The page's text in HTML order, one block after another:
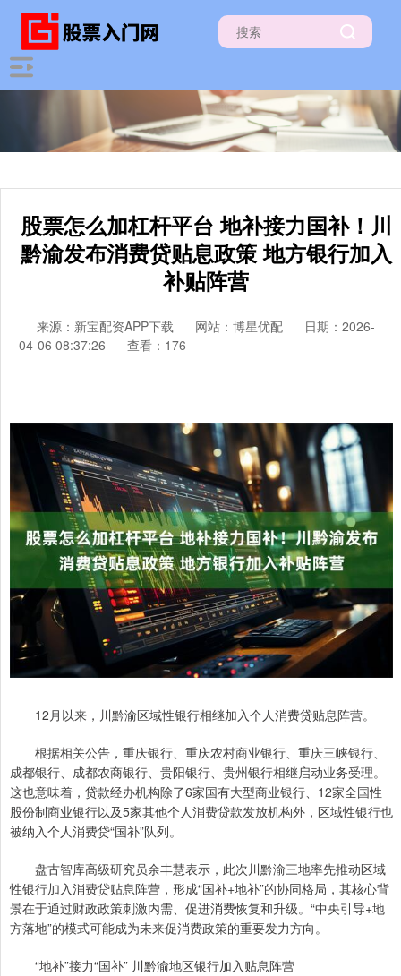
股票怎么加杠杆平台 地补接力国补！川
黔渝发布消费贷贴息政策 地方银行加入
补贴阵营
来源：新宝配资APP下载 网站：博星优配
日期：2026-
04-06 08:37:26
查看：176
12月以来，川黔渝区域性银行相继加入个人消费贷贴息阵营。
根据相关公告，重庆银行、重庆农村商业银行、重庆三峡银行、
成都银行、成都农商银行、贵阳银行、贵州银行相继启动业务受理。
这也意味着，贷款经办机构除了6家国有大型商业银行、12家全国性
股份制商业银行以及5家其他个人消费贷款发放机构外，区域性银行也
被纳入个人消费贷“国补”队列。
盘古智库高级研究员余丰慧表示，此次川黔渝三地率先推动区域
性银行加入消费贷贴息阵营，形成“国补+地补”的协同格局，其核心背
景在于通过财政政策刺激内需、促进消费恢复和升级。“中央引导+地
方落地”的模式可能成为未来促消费政策的重要发力方向。
“地补”接力“国补” 川黔渝地区银行加入贴息阵营